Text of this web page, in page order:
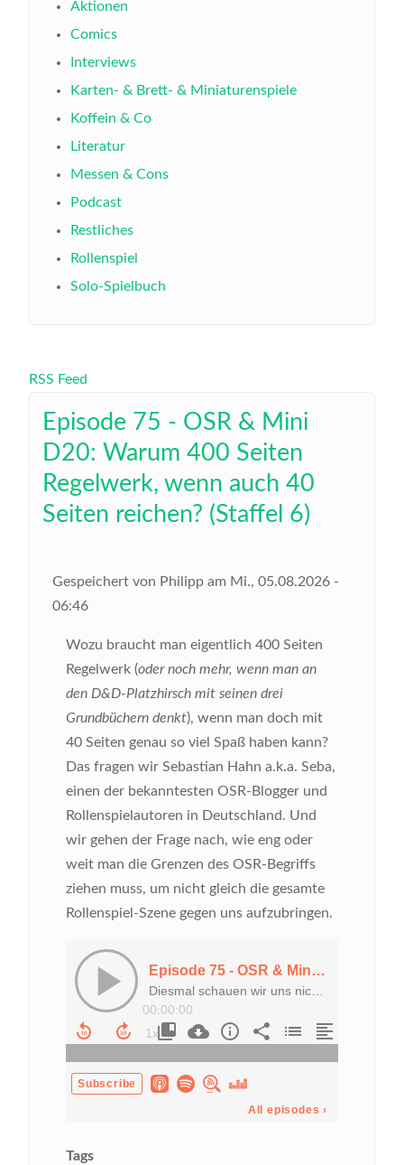
Aktionen
Comics
Interviews
Karten- & Brett- & Miniaturenspiele
Koffein & Co
Literatur
Messen & Cons
Podcast
Restliches
Rollenspiel
Solo-Spielbuch
RSS Feed
Episode 75 - OSR & Mini
D20: Warum 400 Seiten
Regelwerk, wenn auch 40
Seiten reichen? (Staffel 6)
Gespeichert von Philipp am Mi., 05.08.2026 -
06:46
Wozu braucht man eigentlich 400 Seiten
Regelwerk (oder noch mehr, wenn man an
den D&D-Platzhirsch mit seinen drei
Grundbüchern denkt), wenn man doch mit
40 Seiten genau so viel Spaß haben kann?
Das fragen wir Sebastian Hahn a.k.a. Seba,
einen der bekanntesten OSR-Blogger und
Rollenspielautoren in Deutschland. Und
wir gehen der Frage nach, wie eng oder
weit man die Grenzen des OSR-Begriffs
ziehen muss, um nicht gleich die gesamte
Rollenspiel-Szene gegen uns aufzubringen.
Tags